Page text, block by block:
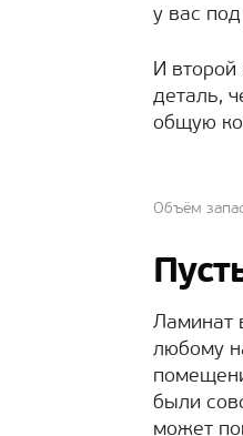
у вас
И второй
деталь,
общую
Объём
Ламинат
любому
были
может